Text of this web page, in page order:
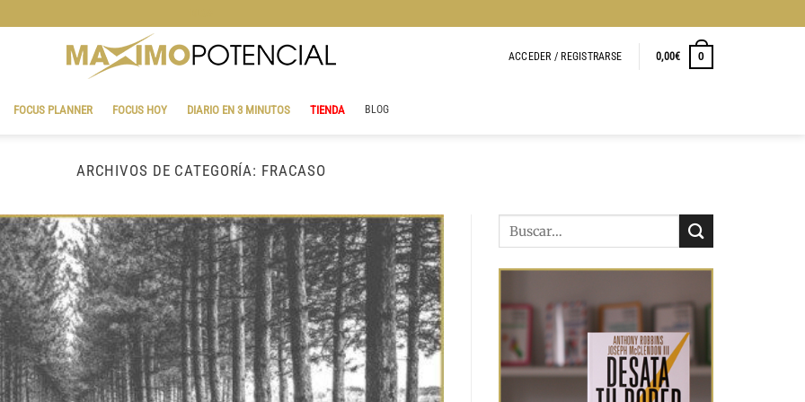
ACCEDER / REGISTRARSE 0,00€ 0
FOCUS PLANNER FOCUS HOY DIARIO EN 3 MINUTOS TIENDA BLOG
ARCHIVOS DE CATEGORÍA: FRACASO